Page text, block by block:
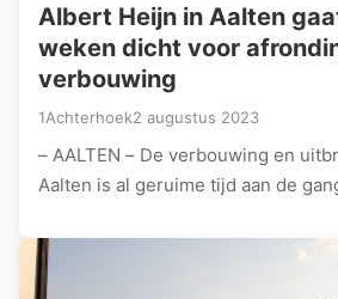
Albert Heijn in Aalten
weken dicht voor
verbouwing
1Achterhoek2 augustus 2023
– AALTEN – De verbouwing en
Aalten is al geruime tijd aan de